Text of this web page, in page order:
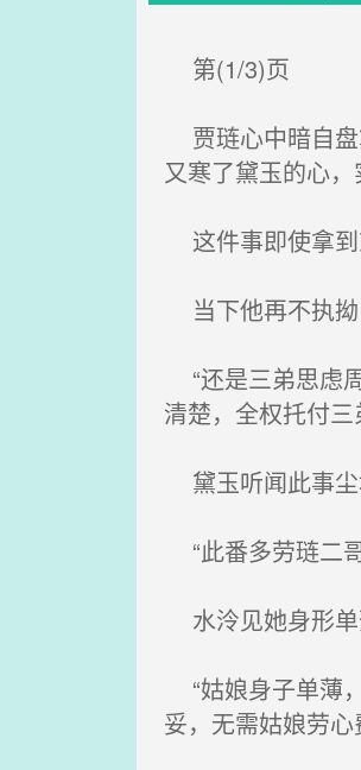
第(1/3)页
贾琏心中暗自盘
又寒了黛玉的心，
这件事即使拿到
当下他再不执拗
“还是三弟思虑
清楚，全权托付
黛玉听闻此事尘
“此番多劳琏二
水泠见她身形单
“姑娘身子单薄
妥，无需姑娘劳心